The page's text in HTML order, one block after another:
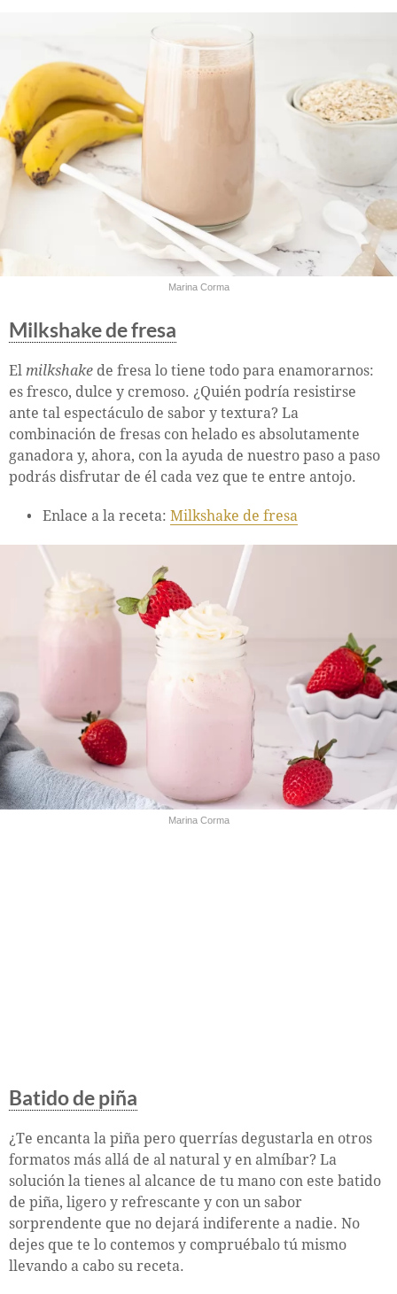
Marina Corma
Milkshake de fresa
El milkshake de fresa lo tiene todo para enamorarnos:
es fresco, dulce y cremoso. ¿Quién podría resistirse
ante tal espectáculo de sabor y textura? La
combinación de fresas con helado es absolutamente
ganadora y, ahora, con la ayuda de nuestro paso a paso
podrás disfrutar de él cada vez que te entre antojo.
Enlace a la receta: Milkshake de fresa
Marina Corma
Batido de piña
¿Te encanta la piña pero querrías degustarla en otros
formatos más allá de al natural y en almíbar? La
solución la tienes al alcance de tu mano con este batido
de piña, ligero y refrescante y con un sabor
sorprendente que no dejará indiferente a nadie. No
dejes que te lo contemos y compruébalo tú mismo
llevando a cabo su receta.